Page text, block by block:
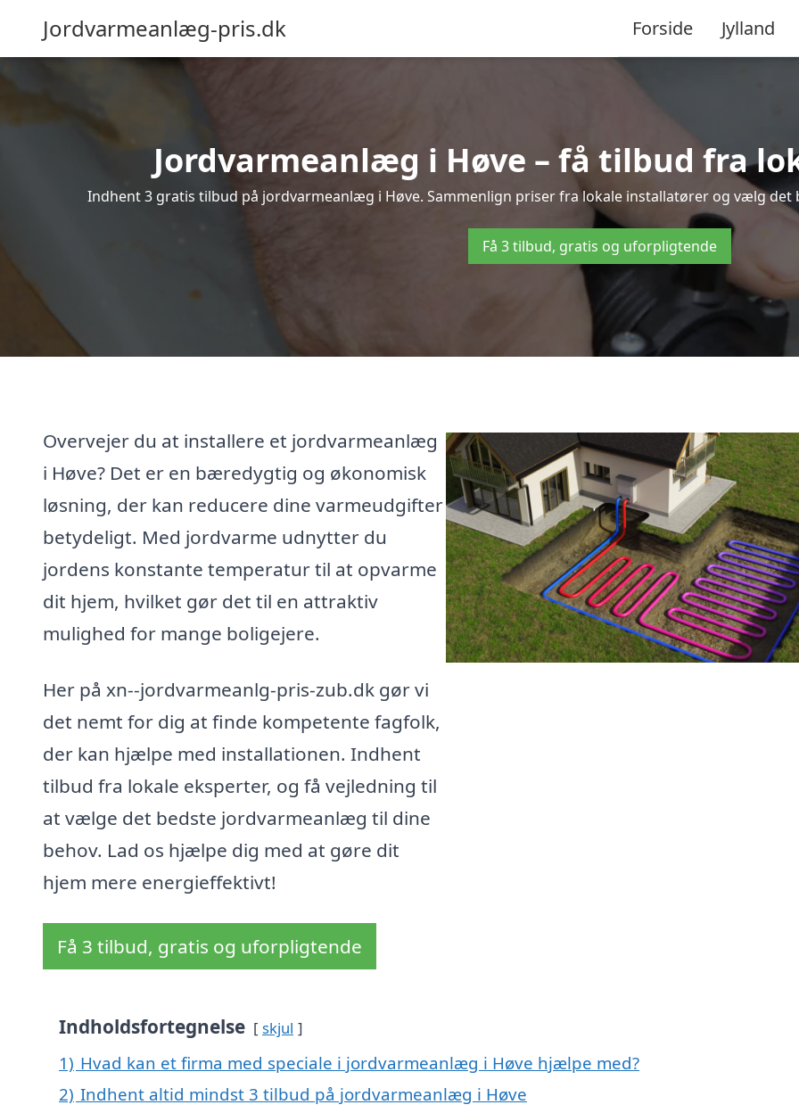
Jordvarmeanlæg-pris.dk Forside Jylland
Jordvarmeanlæg i Høve – få tilbud fra
Indhent 3 gratis tilbud på jordvarmeanlæg i Høve. Sammenlign priser fra lokale installatører og vælg
Få 3 tilbud, gratis og uforpligtende
Overvejer du at installere et jordvarmeanlæg
i Høve? Det er en bæredygtig og økonomisk
løsning, der kan reducere dine varmeudgifter
betydeligt. Med jordvarme udnytter du
jordens konstante temperatur til at opvarme
dit hjem, hvilket gør det til en attraktiv
mulighed for mange boligejere.
Her på xn--jordvarmeanlg-pris-zub.dk gør vi
det nemt for dig at finde kompetente fagfolk,
der kan hjælpe med installationen. Indhent
tilbud fra lokale eksperter, og få vejledning til
at vælge det bedste jordvarmeanlæg til dine
behov. Lad os hjælpe dig med at gøre dit
hjem mere energieffektivt!
Få 3 tilbud, gratis og uforpligtende
Indholdsfortegnelse skjul
1) Hvad kan et firma med speciale i jordvarmeanlæg i Høve hjælpe med?
2) Indhent altid mindst 3 tilbud på jordvarmeanlæg i Høve